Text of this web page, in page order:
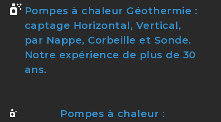
Pompes à chaleur Géothermie :
captage Horizontal, Vertical,
par Nappe, Corbeille et Sonde.
Notre expérience de plus de 30
ans.
Pompes à chaleur :